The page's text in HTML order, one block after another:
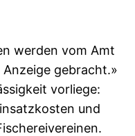
werden vom Amt
gebracht.»
vorliege:
und